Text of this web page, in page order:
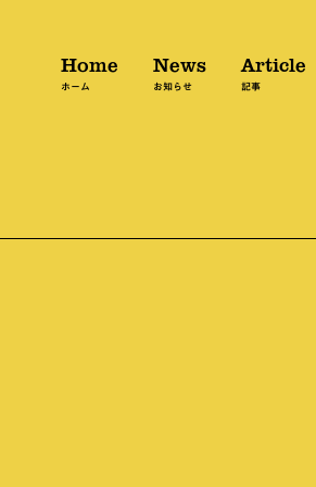
Home
ホーム
News
お知らせ
Article
記事